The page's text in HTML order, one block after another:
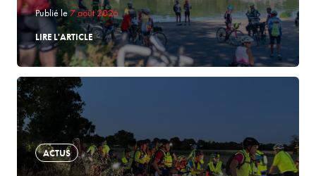
Publié le7 août 2026
LIRE L'ARTICLE
ACTUS